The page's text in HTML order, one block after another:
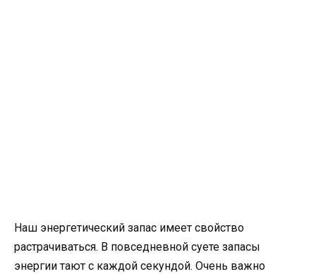
Наш энергетический запас имеет свойство
растрачиваться. В повседневной суете запасы
энергии тают с каждой секундой. Очень важно